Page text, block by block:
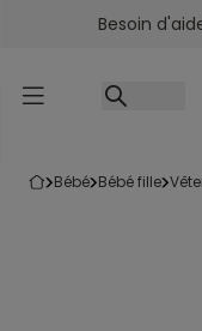
Accéder auBesoin
bébé bébé fille